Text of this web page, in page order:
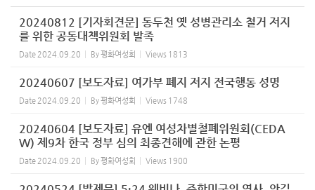
20240812 [기자회견문] 동두천 옛 성병관리소 철거 저지
를 위한 공동대책위원회 발족
Date 2024.09.20 By평화여성회 Views 1813
20240607 [보도자료] 여가부 폐지 저지 전국행동 성명
Date 2024.09.20 By평화여성회 Views 1748
20240604 [보도자료] 유엔 여성차별철폐위원회(CEDA
W) 제9차 한국 정부 심의 최종견해에 관한 논평
Date 2024.09.20 By평화여성회 Views 1900